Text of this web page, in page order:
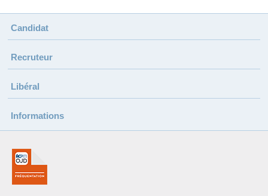
Candidat
Recruteur
Libéral
Informations